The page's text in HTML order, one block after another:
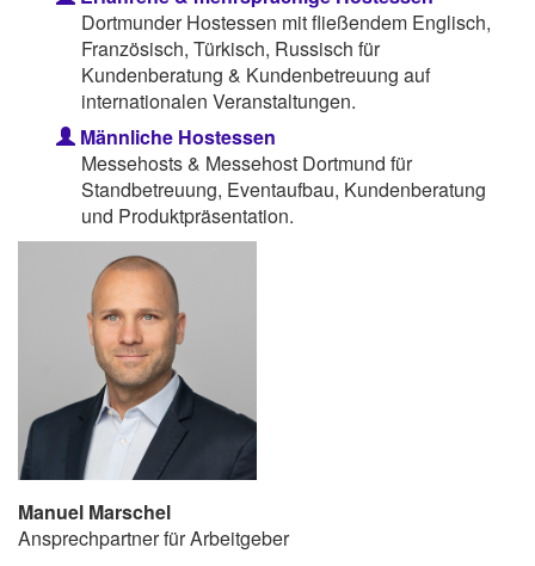
Dortmunder Hostessen mit fließendem Englisch,
Französisch, Türkisch, Russisch für
Kundenberatung & Kundenbetreuung auf
internationalen Veranstaltungen.
Männliche Hostessen
Messehosts & Messehost Dortmund für
Standbetreuung, Eventaufbau, Kundenberatung
und Produktpräsentation.
Manuel Marschel
Ansprechpartner für Arbeitgeber